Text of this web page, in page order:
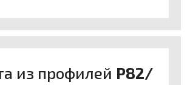
из профилей P82/